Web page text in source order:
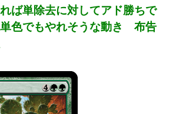
ば単除去に対してアド勝ちで
単色でもやれそうな動き 布告